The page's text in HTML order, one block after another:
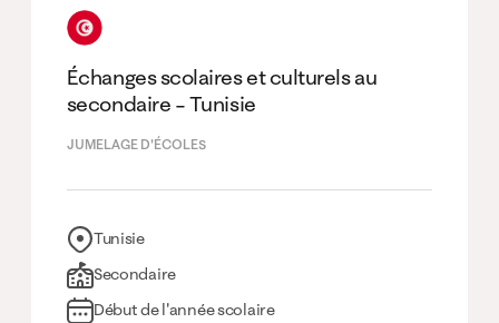
Échanges scolaires et culturels au
secondaire – Tunisie
JUMELAGE D'ÉCOLES
Tunisie
Secondaire
Début de l'année scolaire